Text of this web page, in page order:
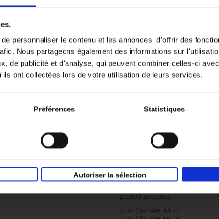
personnaliser le contenu et les annonces, d'offrir des
Nous partageons également des informations sur
de publicité et d'analyse, qui peuvent combiner celles-ci
ont collectées lors de votre utilisation de leurs services.
Préférences Statistiques
Autoriser la sélection
reward
Axel Smits
Bart Van den Bussche
Couverture souple
2024 222
Qui sommes-nous?
Éditions Racine
Tour & Taxis
Avenue du Port, 86C
B-1000 Bruxelles
T. 32 (0)2 646 44 44